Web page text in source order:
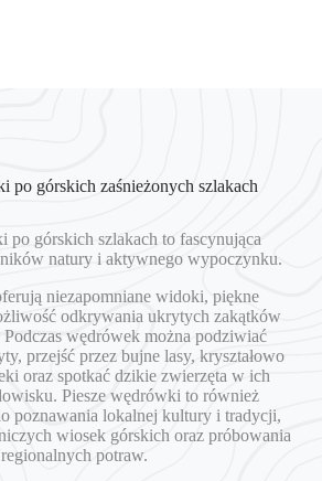
po górskich zaśnieżonych szlakach
po górskich szlakach to fascynująca
natury i aktywnego wypoczynku.
niezapomniane widoki, piękne
odkrywania ukrytych zakątków
wędrówek można podziwiać
przejść przez bujne lasy, kryształowo
oraz spotkać dzikie zwierzęta w ich
Piesze wędrówki to również
poznawania lokalnej kultury i tradycji,
wiosek górskich oraz próbowania
regionalnych potraw.